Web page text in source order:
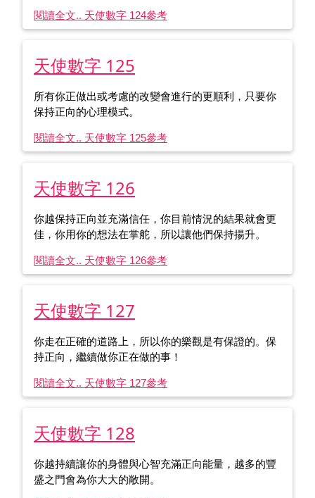
閱讀全文.. 天使數字 124參考
天使數字 125
所有你正做出或考慮的改變會進行的更順利，只要你
保持正向的心理模式。
閱讀全文.. 天使數字 125參考
天使數字 126
你越保持正向並充滿信任，你目前情況的結果就會更
佳，你用你的想法在掌舵，所以讓他們保持揚升。
閱讀全文.. 天使數字 126參考
天使數字 127
你走在正確的道路上，所以你的樂觀是有保證的。保
持正向，繼續做你正在做的事！
閱讀全文.. 天使數字 127參考
天使數字 128
你越持續讓你的身體與心智充滿正向能量，越多的豐
盛之門會為你大大的敞開。